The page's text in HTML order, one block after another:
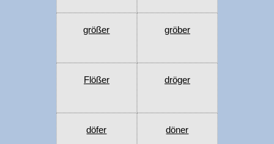
größer gröber
Flößer dröger
döfer döner